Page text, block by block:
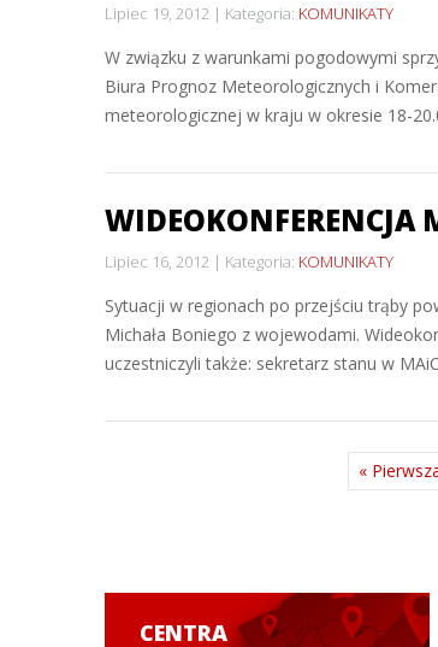
Lipiec 19, 2012 Kategoria: KOMUNIKATY
W związku z warunkami pogodowymi
Biura Prognoz Meteorologicznych i
meteorologicznej w kraju w okresie 18-
WIDEOKONFERENCJA
Lipiec 16, 2012 Kategoria: KOMUNIKATY
Sytuacji w regionach po przejściu trąby
Michała Boniego z wojewodami.
uczestniczyli także: sekretarz stanu w
«
CENTRA